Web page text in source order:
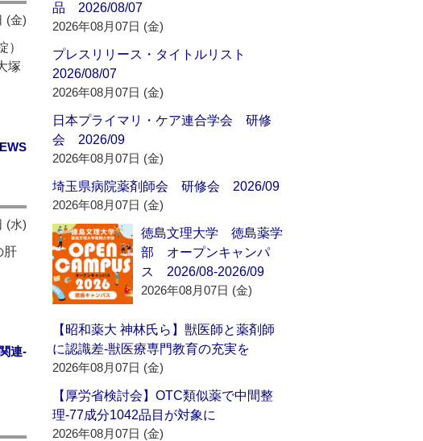
(金)
塚
(水)
肝
連‐
品 2026/08/07
2026年08月07日 (金)
プレスリリース・タイトルリスト
2026/08/07
2026年08月07日 (金)
日本プライマリ・ケア連合学会 研修
会 2026/09
2026年08月07日 (金)
埼玉県病院薬剤師会 研修会 2026/09
2026年08月07日 (金)
徳島文理大学 徳島薬学
部 オープンキャンパ
ス 2026/08-2026/09
2026年08月07日 (金)
【昭和薬大 神林氏ら】獣医師と薬剤師
に認識差‐獣医療専門教育の充実を
2026年08月07日 (金)
【厚労省検討会】OTC類似薬で中間整
理‐77成分1042品目が対象に
2026年08月07日 (金)